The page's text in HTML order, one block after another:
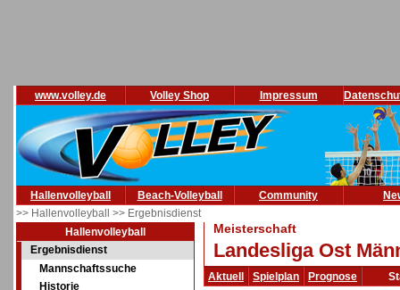
www.volley.de Volley Shop Impressum
Hallenvolleyball Beach-Volleyball Community
>> Hallenvolleyball >> Ergebnisdienst
Hallenvolleyball
Ergebnisdienst
Mannschaftssuche
Historie
Meisterschaft
Landesliga Ost
Aktuell Spielplan Prognose